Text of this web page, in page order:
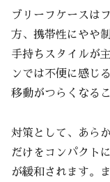
ブリーフケースは
方、携帯性にやや
手持ちスタイルが
ンでは不便に感じ
移動がつらくなる
対策として、あら
だけをコンパクト
が緩和されます。